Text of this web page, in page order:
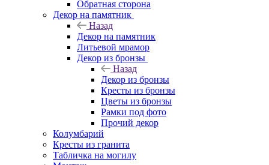
Обратная сторона
Декор на памятник
Назад
Декор на памятник
Литьевой мрамор
Декор из бронзы
Назад
Декор из бронзы
Кресты из бронзы
Цветы из бронзы
Рамки под фото
Прочий декор
Колумбарий
Кресты из гранита
Табличка на могилу